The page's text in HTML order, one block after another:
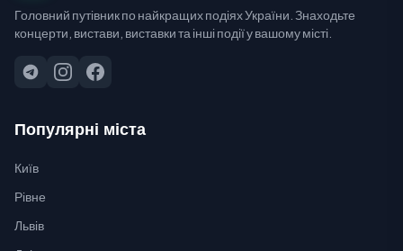
Головний путівник по найкращих подіях України. Знаходьте
концерти, вистави, виставки та інші події у вашому місті.
Популярні міста
Київ
Рівне
Львів